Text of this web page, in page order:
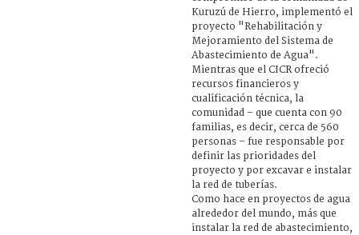
Kuruzú de Hierro, implementó el
proyecto "Rehabilitación y
Mejoramiento del Sistema de
Abastecimiento de Agua".
Mientras que el CICR ofreció
recursos financieros y
cualificación técnica, la
comunidad – que cuenta con 90
familias, es decir, cerca de 560
personas – fue responsable por
definir las prioridades del
proyecto y por excavar e instalar
la red de tuberías.
Como hace en proyectos de agua
alrededor del mundo, más que
instalar la red de abastecimiento,